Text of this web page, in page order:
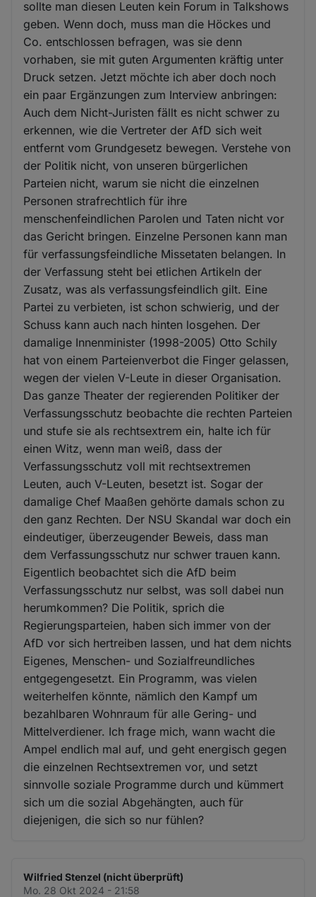
sollte man diesen Leuten kein Forum in Talkshows
geben. Wenn doch, muss man die Höckes und
Co. entschlossen befragen, was sie denn
vorhaben, sie mit guten Argumenten kräftig unter
Druck setzen. Jetzt möchte ich aber doch noch
ein paar Ergänzungen zum Interview anbringen:
Auch dem Nicht-Juristen fällt es nicht schwer zu
erkennen, wie die Vertreter der AfD sich weit
entfernt vom Grundgesetz bewegen. Verstehe von
der Politik nicht, von unseren bürgerlichen
Parteien nicht, warum sie nicht die einzelnen
Personen strafrechtlich für ihre
menschenfeindlichen Parolen und Taten nicht vor
das Gericht bringen. Einzelne Personen kann man
für verfassungsfeindliche Missetaten belangen. In
der Verfassung steht bei etlichen Artikeln der
Zusatz, was als verfassungsfeindlich gilt. Eine
Partei zu verbieten, ist schon schwierig, und der
Schuss kann auch nach hinten losgehen. Der
damalige Innenminister (1998-2005) Otto Schily
hat von einem Parteienverbot die Finger gelassen,
wegen der vielen V-Leute in dieser Organisation.
Das ganze Theater der regierenden Politiker der
Verfassungsschutz beobachte die rechten Parteien
und stufe sie als rechtsextrem ein, halte ich für
einen Witz, wenn man weiß, dass der
Verfassungsschutz voll mit rechtsextremen
Leuten, auch V-Leuten, besetzt ist. Sogar der
damalige Chef Maaßen gehörte damals schon zu
den ganz Rechten. Der NSU Skandal war doch ein
eindeutiger, überzeugender Beweis, dass man
dem Verfassungsschutz nur schwer trauen kann.
Eigentlich beobachtet sich die AfD beim
Verfassungsschutz nur selbst, was soll dabei nun
herumkommen? Die Politik, sprich die
Regierungsparteien, haben sich immer von der
AfD vor sich hertreiben lassen, und hat dem nichts
Eigenes, Menschen- und Sozialfreundliches
entgegengesetzt. Ein Programm, was vielen
weiterhelfen könnte, nämlich den Kampf um
bezahlbaren Wohnraum für alle Gering- und
Mittelverdiener. Ich frage mich, wann wacht die
Ampel endlich mal auf, und geht energisch gegen
die einzelnen Rechtsextremen vor, und setzt
sinnvolle soziale Programme durch und kümmert
sich um die sozial Abgehängten, auch für
diejenigen, die sich so nur fühlen?
Wilfried Stenzel (nicht überprüft)
Mo. 28 Okt 2024 - 21:58